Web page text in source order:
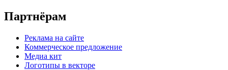
Партнёрам
Реклама на сайте
Коммерческое предложение
Медиа кит
Логотипы в векторе